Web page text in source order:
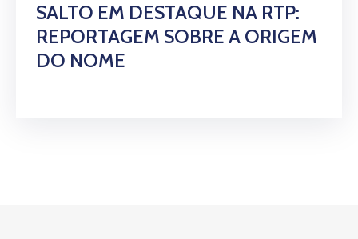
SALTO EM DESTAQUE NA RTP:
REPORTAGEM SOBRE A ORIGEM
DO NOME